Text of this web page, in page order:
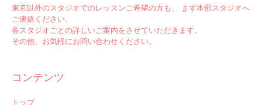
東京以外のスタジオでのレッスンご希望の方も、 まず本部スタジオへ
ご連絡ください。
各スタジオごとの詳しいご案内をさせていただきます。
その他、お気軽にお問い合わせください。
コンテンツ
トップ